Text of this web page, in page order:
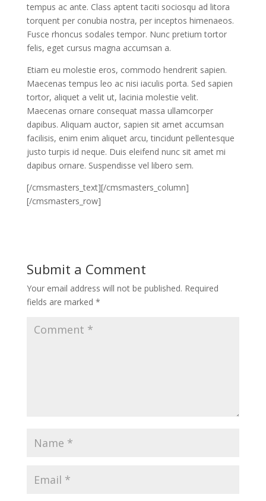
tempus ac ante. Class aptent taciti sociosqu ad litora
torquent per conubia nostra, per inceptos himenaeos.
Fusce rhoncus sodales tempor. Nunc pretium tortor
felis, eget cursus magna accumsan a.
Etiam eu molestie eros, commodo hendrerit sapien.
Maecenas tempus leo ac nisi iaculis porta. Sed sapien
tortor, aliquet a velit ut, lacinia molestie velit.
Maecenas ornare consequat massa ullamcorper
dapibus. Aliquam auctor, sapien sit amet accumsan
facilisis, enim enim aliquet arcu, tincidunt pellentesque
justo turpis id neque. Duis eleifend nunc sit amet mi
dapibus ornare. Suspendisse vel libero sem.
[/cmsmasters_text][/cmsmasters_column]
[/cmsmasters_row]
Submit a Comment
Your email address will not be published. Required
fields are marked *